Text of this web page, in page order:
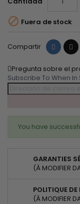
 Fuera de stock
Compartir
Pregunta sobre el
Subscribe To When In
You have
GARANTIES
(À MODIFIER
POLITIQUE
(À MODIFIER